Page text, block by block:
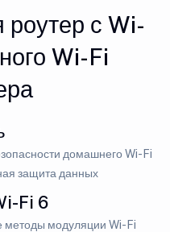
роутер с Wi-
Wi-Fi
домашнего Wi-Fi
защита данных
Fi 6
модуляции Wi-Fi